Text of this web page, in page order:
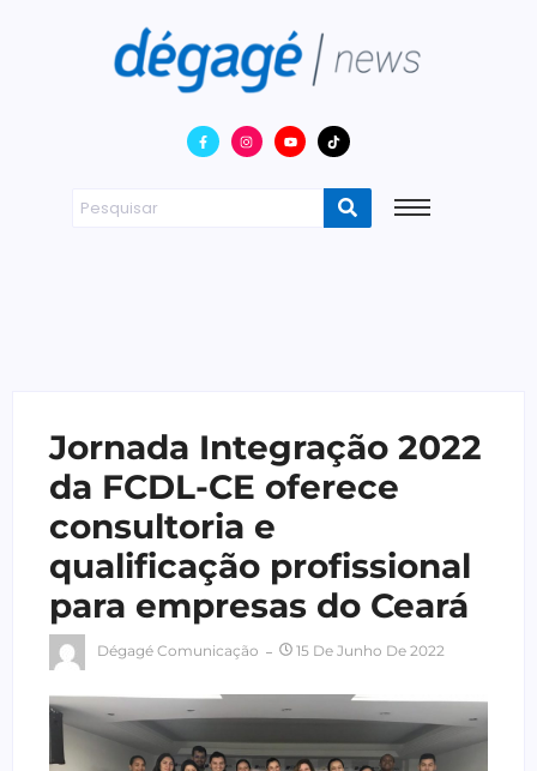
Jornada Integração 2022
da FCDL-CE oferece
consultoria e
qualificação profissional
para empresas do Ceará
Dégagé Comunicação 15 De Junho De 2022